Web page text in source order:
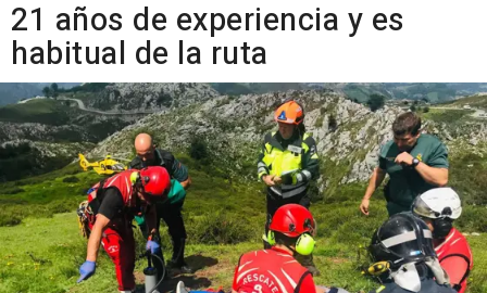
21 años de experiencia y es
habitual de la ruta